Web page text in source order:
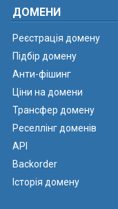
ДОМЕНИ
Реєстрація домену
Підбір домену
Анти-фішинг
Ціни на домени
Трансфер домену
Реселлінг доменів
API
Backorder
Історія домену